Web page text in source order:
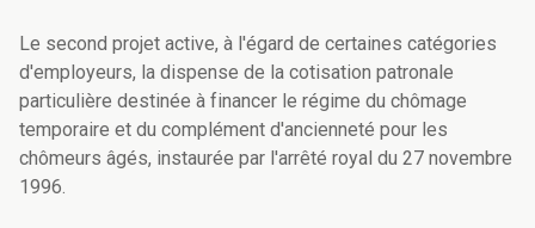
Le second projet active, à l'égard de certaines catégories
d'employeurs, la dispense de la cotisation patronale
particulière destinée à financer le régime du chômage
temporaire et du complément d'ancienneté pour les
chômeurs âgés, instaurée par l'arrêté royal du 27 novembre
1996.